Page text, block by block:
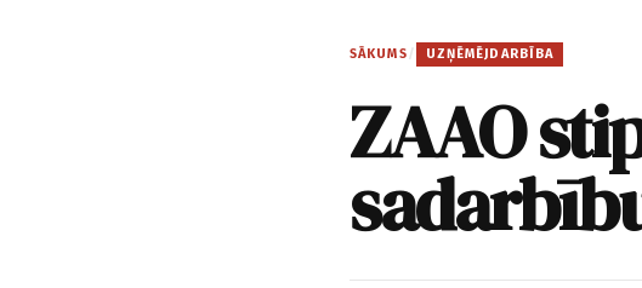
SĀKUMS / UZŅĒMĒJDARBĪBA
ZAAO